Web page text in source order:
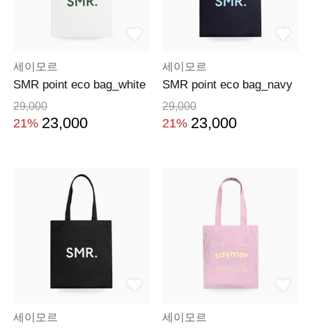
세이모르
SMR point eco bag_white
29,000
21% 23,000
세이모르
SMR point eco bag_navy
29,000
21% 23,000
세이모르 세이모르